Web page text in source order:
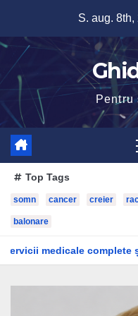
content
S. aug. 8th,
Pentru
Top Tags
somn cancer creier
balonare
și acces la specialiști